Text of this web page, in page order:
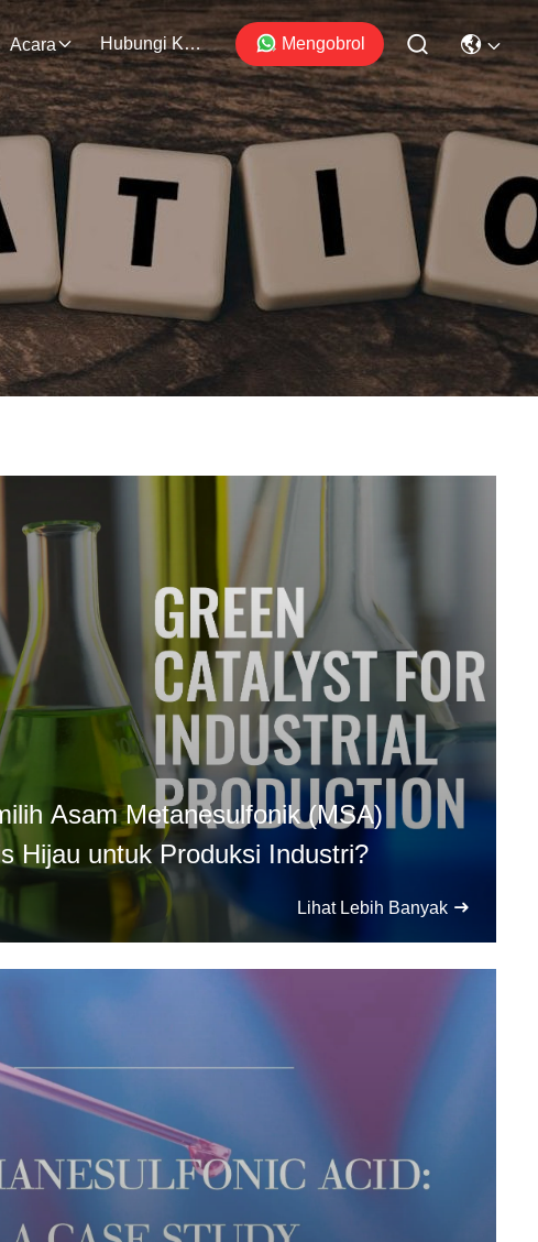
Acara Hubungi Kami Mengobrol
Asam Metanesulfonik (MSA)
Hijau untuk Produksi Industri?
Lihat Lebih Banyak